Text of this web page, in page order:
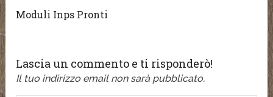
Moduli Inps Pronti
Lascia un commento e ti risponderò!
Il tuo indirizzo email non sarà pubblicato.